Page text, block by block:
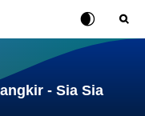
menu Rubah Posisi
Tombol
- Sia Sia